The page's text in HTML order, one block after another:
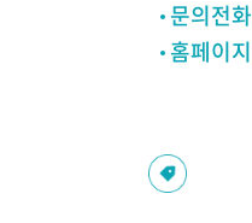
문의전화
홈페이지